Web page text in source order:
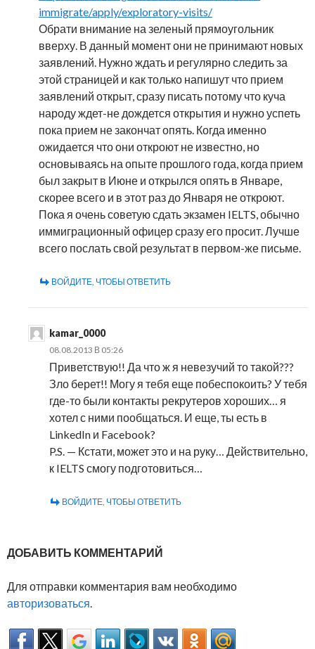
immigrate/apply/exploratory-visits/
Обрати внимание на зеленый прямоугольник
вверху. В данный момент они не принимают новых
заявлений. Нужно ждать и регулярно следить за
этой страницей и как только напишут что прием
заявлений открыт, сразу писать потому что куча
народу ждет-не дождется открытия и нужно успеть
пока прием не закончат опять. Когда именно
ожидается что они откроют не известно, но
основываясь на опыте прошлого года, когда прием
был закрыт в Июне и открылся опять в Январе,
скорее всего и в этот раз до Января не откроют.
Пока я очень советую сдать экзамен IELTS, обычно
иммиграционный офицер сразу его просит. Лучше
всего послать свой результат в первом-же письме.
ВОЙДИТЕ, ЧТОБЫ ОТВЕТИТЬ
kamar_0000
08.08.2013 В 05:26
Приветствую!! Да что ж я невезучий то такой???
Зло берет!! Могу я тебя еще побеспокоить? У тебя
где-то были контакты рекрутеров хороших… я
хотел с ними пообщаться. И еще, ты есть в
LinkedIn и Facebook?
P.S. — Кстати, может это и на руку… Действительно,
к IELTS смогу подготовиться…
ВОЙДИТЕ, ЧТОБЫ ОТВЕТИТЬ
ДОБАВИТЬ КОММЕНТАРИЙ
Для отправки комментария вам необходимо
авторизоваться.